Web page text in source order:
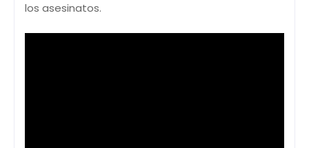
los asesinatos.